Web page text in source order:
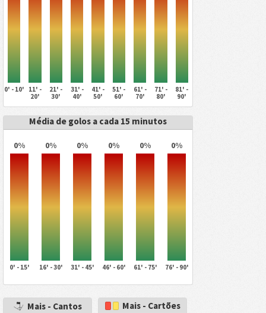
0' - 10'
11' -
20'
21' -
30'
31' -
40'
41' -
50'
51' -
60'
61' -
70'
71' -
80'
81' -
90'
Média de golos a cada 15 minutos
0% 0% 0% 0% 0% 0%
0' - 15' 16' - 30' 31' - 45' 46' - 60' 61' - 75' 76' - 90'
Mais - Cantos Mais - Cartões